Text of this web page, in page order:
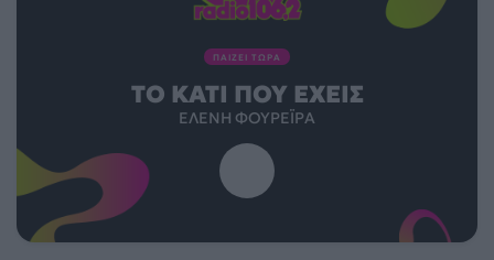
ΠΑΙΖΕΙ ΤΩΡΑ
ΤΟ ΚΆΤΙ ΠΟΥ ΈΧΕΙΣ
ΕΛΈΝΗ ΦΟΥΡΈΙΡΑ